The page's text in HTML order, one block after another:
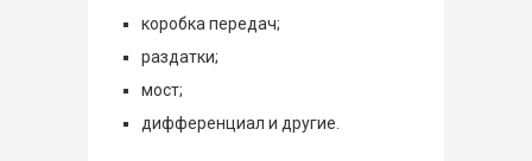
коробка передач;
раздатки;
мост;
дифференциал и другие.